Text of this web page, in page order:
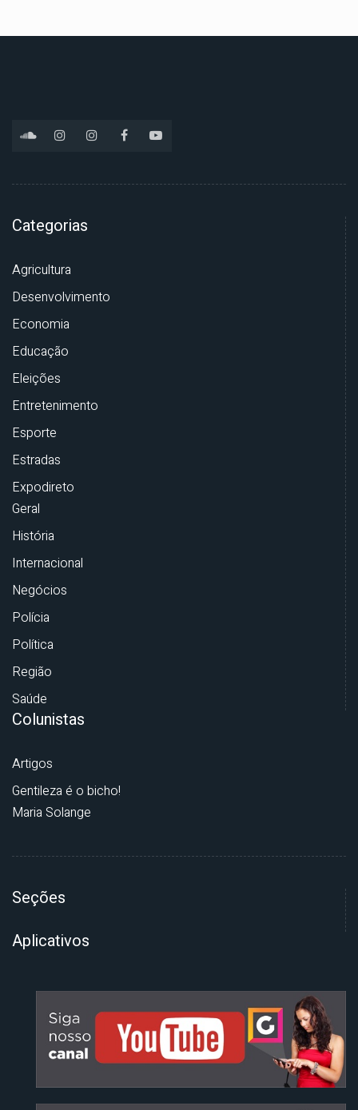
Categorias
Agricultura
Desenvolvimento
Economia
Educação
Eleições
Entretenimento
Esporte
Estradas
Expodireto
Geral
História
Internacional
Negócios
Polícia
Política
Região
Saúde
Colunistas
Artigos
Gentileza é o bicho!
Maria Solange
Seções
Aplicativos